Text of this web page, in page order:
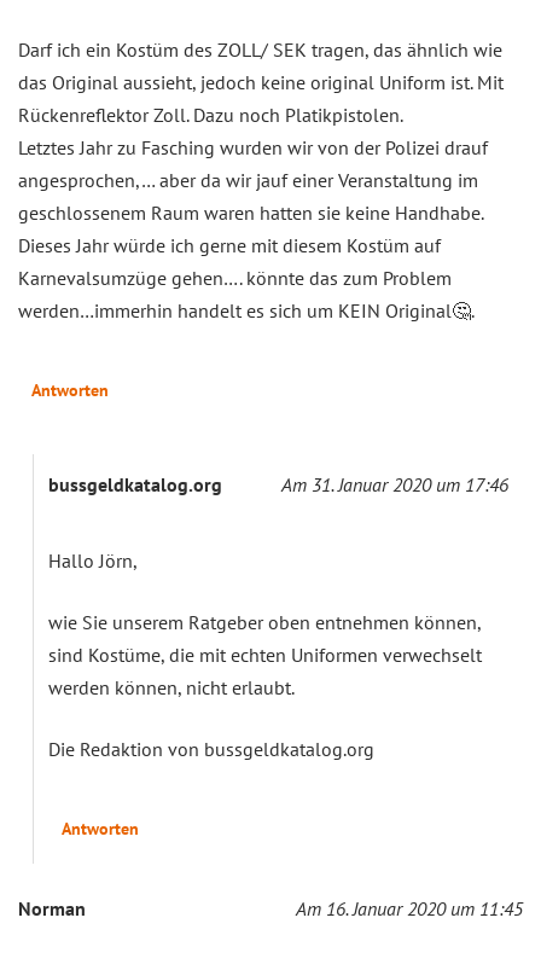
Darf ich ein Kostüm des ZOLL/ SEK tragen, das ähnlich wie
das Original aussieht, jedoch keine original Uniform ist. Mit
Rückenreflektor Zoll. Dazu noch Platikpistolen.
Letztes Jahr zu Fasching wurden wir von der Polizei drauf
angesprochen,… aber da wir jauf einer Veranstaltung im
geschlossenem Raum waren hatten sie keine Handhabe.
Dieses Jahr würde ich gerne mit diesem Kostüm auf
Karnevalsumzüge gehen…. könnte das zum Problem
werden…immerhin handelt es sich um KEIN Original🤔.
Antworten
bussgeldkatalog.org Am 31. Januar 2020 um 17:46
Hallo Jörn,
wie Sie unserem Ratgeber oben entnehmen können,
sind Kostüme, die mit echten Uniformen verwechselt
werden können, nicht erlaubt.
Die Redaktion von bussgeldkatalog.org
Antworten
Norman Am 16. Januar 2020 um 11:45